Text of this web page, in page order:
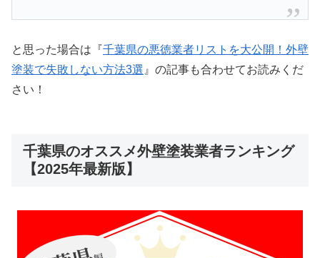
と思った場合は『千葉県の悪徳業者リストを大公開！外壁
塗装で失敗しない方法3選 』の記事も合わせてお読みくだ
さい！
千葉県のオススメ外壁塗装業者ランキング
【2025年最新版】